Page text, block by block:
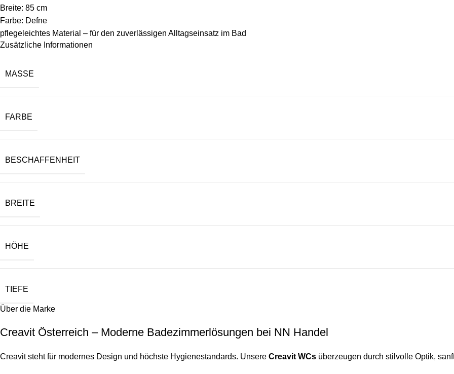
Breite: 85 cm
Farbe: Defne
pflegeleichtes Material – für den zuverlässigen Alltagseinsatz im Bad
Zusätzliche Informationen
MASSE
FARBE
BESCHAFFENHEIT
BREITE
HÖHE
TIEFE
Über die Marke
Creavit Österreich – Moderne Badezimmerlösungen bei NN Handel
Creavit steht für modernes Design und höchste Hygienestandards. Unsere Creavit WCs überzeugen durch stilvolle Optik,